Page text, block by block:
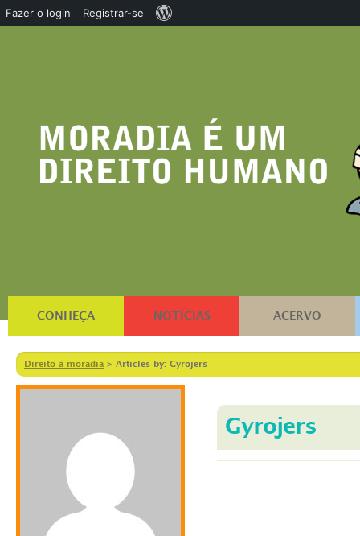
CONHEÇA NOTÍCIAS ACERVO
Direito à moradia > Articles by: Gyrojers
Gyrojers
Fazer o login Registrar-se